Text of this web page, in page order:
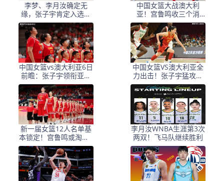
李梦、李月汝确定无
缘，张子宇肯定入选，
女篮亚洲杯12人基本明
朗
中国女篮大战澳大利
亚！宫鲁鸣收三个消
息，不带李梦也能双杀
对手
中国女篮vs澳大利亚6日
前瞻：张子宇领衔亚洲
杯阵容 最终12人呼之欲
出
中国女篮VS澳大利亚全
力出击！张子宇猛攻内
线，宫鲁鸣强调防守
新一届女篮12人名单基
本锁定！宫鲁鸣或淘汰4
人，1人可代替李梦
李月汝WNBA生涯第3次
两双！飞马队继续胜利